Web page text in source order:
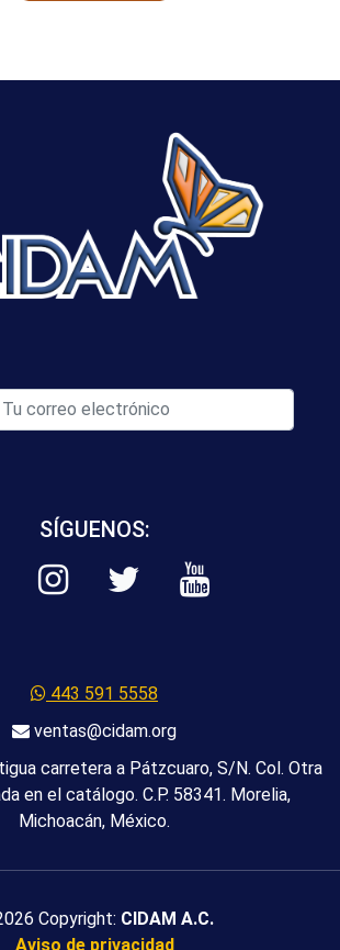
SÍGUENOS:
443 591 5558
ventas@cidam.org
carretera a Pátzcuaro, S/N. Col. Otra
en el catálogo. C.P. 58341. Morelia,
Michoacán, México.
Copyright: CIDAM A.C.
Aviso de privacidad